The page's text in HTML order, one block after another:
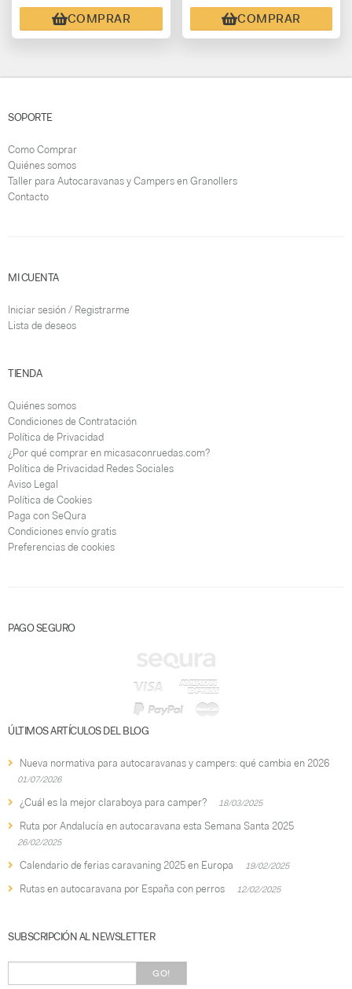
COMPRAR COMPRAR
SOPORTE
Como Comprar
Quiénes somos
Taller para Autocaravanas y Campers en Granollers
Contacto
MI CUENTA
Iniciar sesión / Registrarme
Lista de deseos
TIENDA
Quiénes somos
Condiciones de Contratación
Política de Privacidad
¿Por qué comprar en micasaconruedas.com?
Política de Privacidad Redes Sociales
Aviso Legal
Política de Cookies
Paga con SeQura
Condiciones envío gratis
Preferencias de cookies
PAGO SEGURO
ÚLTIMOS ARTÍCULOS DEL BLOG
Nueva normativa para autocaravanas y campers: qué cambia en 2026
01/07/2026
¿Cuál es la mejor claraboya para camper? 18/03/2025
Ruta por Andalucía en autocaravana esta Semana Santa 2025
26/02/2025
Calendario de ferias caravaning 2025 en Europa 19/02/2025
Rutas en autocaravana por España con perros 12/02/2025
SUBSCRIPCIÓN AL NEWSLETTER
GO!